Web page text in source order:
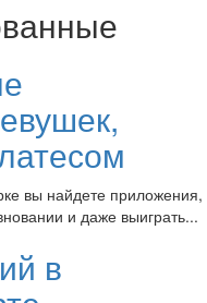
вы найдете приложения,
и даже выиграть...
в